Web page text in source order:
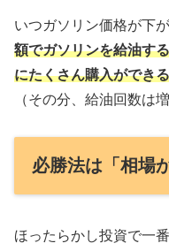
いつガソリン価格が下
額でガソリンを給油す
にたくさん購入ができ
（その分、給油回数は
必勝法は「相場
ほったらかし投資で一